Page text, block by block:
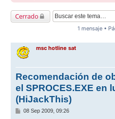
Cerrado
1 mensaje •
msc hotline sat
Recomendación de
el SPROCES.EXE en
(HiJackThis)
M
08 Sep 2009, 09:26